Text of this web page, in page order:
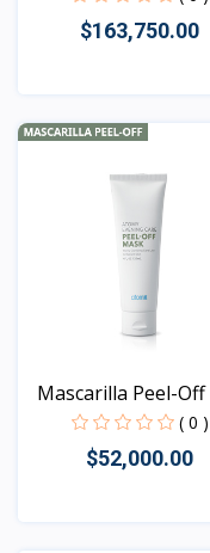
$163,750.00
Vista
Mascarilla Peel-Off
( 0 )
$52,000.00